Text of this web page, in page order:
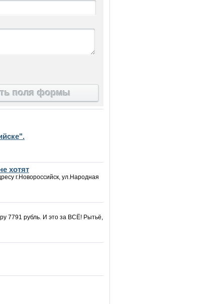
поля формы
хотят
г.Новороссийск, ул.Народная
7791 рубль. И это за ВСЁ! Рытьё,